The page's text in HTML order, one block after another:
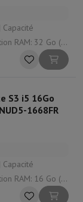
RAM: 32 Go (2
S3 i5 16Go
1668FR
RAM: 16 Go (2